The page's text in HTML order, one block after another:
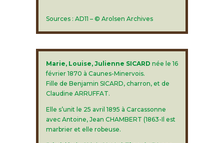
Sources : AD11 – © Arolsen Archives
Marie, Louise, Julienne SICARD née le 16
février 1870 à Caunes-Minervois.
Fille de Benjamin SICARD, charron, et de
Claudine ARRUFFAT.
Elle s’unit le 25 avril 1895 à Carcassonne
avec Antoine, Jean CHAMBERT (1863-Il est
marbrier et elle robeuse.